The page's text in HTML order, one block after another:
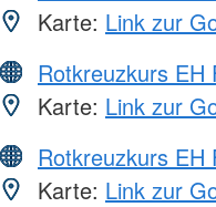
Karte: Link zur
Rotkreuzkurs EH
Karte: Link zur
Rotkreuzkurs EH
Karte: Link zur